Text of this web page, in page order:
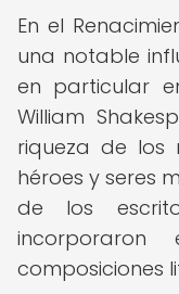
En el
una notable
en particular
William
riqueza de los
héroes y seres
de los
composiciones